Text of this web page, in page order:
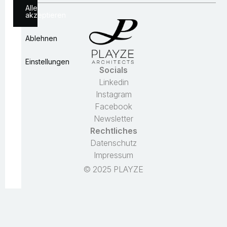
Socials
Linkedin
Instagram
Facebook
Newsletter
Rechtliches
Datenschutz
Impressum
© 2025 PLAYZE
Alle
akzeptieren
Ablehnen
Einstellungen